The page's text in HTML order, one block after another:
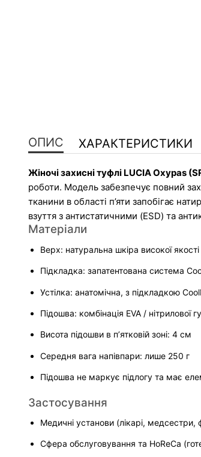
ОПИС ХАРАКТЕРИСТИКИ
Жіночі захисні туфлі LUCIA Oxypas
роботи. Модель забезпечує повний
тканини в області п’яти запобігає
взуття з антистатичними (ESD) та
Матеріали
Верх: натуральна шкіра високої якості
Підкладка: запатентована система
Устілка: анатомічна, з підкладкою
Підошва: комбінація EVA /
Висота підошви в п’ятковій зоні: 4 см
Середня вага напівпари: лише 250 г
Підошва не маркує підлогу та має
Застосування
Медичні установи (лікарі,
Сфера обслуговування та HoReCa